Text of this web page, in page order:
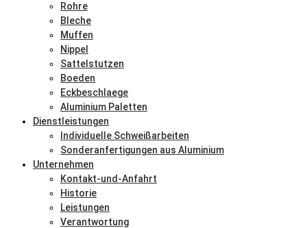
Rohre
Bleche
Muffen
Nippel
Sattelstutzen
Boeden
Eckbeschlaege
Aluminium Paletten
Dienstleistungen
Individuelle Schweißarbeiten
Sonderanfertigungen aus Aluminium
Unternehmen
Kontakt-und-Anfahrt
Historie
Leistungen
Verantwortung